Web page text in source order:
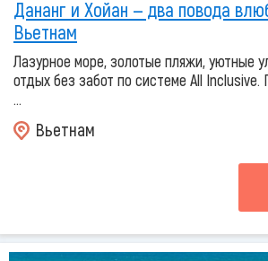
Дананг и Хойан — два повода
Вьетнам
Лазурное море, золотые пляжи, уютные
отдых без забот по системе All Inclusive.
...
Вьетнам